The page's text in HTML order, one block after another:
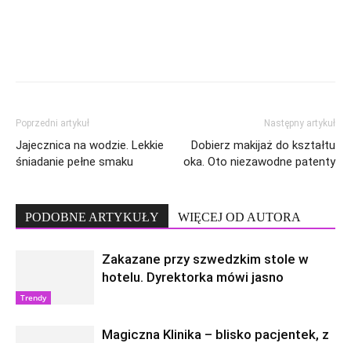
Poprzedni artykuł
Jajecznica na wodzie. Lekkie
śniadanie pełne smaku
Następny artykuł
Dobierz makijaż do kształtu
oka. Oto niezawodne patenty
PODOBNE ARTYKUŁY WIĘCEJ OD AUTORA
Trendy
Zakazane przy szwedzkim stole w
hotelu. Dyrektorka mówi jasno
Magiczna Klinika – blisko pacjentek, z